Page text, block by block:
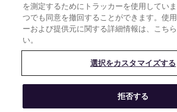
利用規約
プライバシーポリシー
クッキーの設定
無断複製禁止。MATCH GROUP、 MGロゴ、MG
は、Match Group Americas, LLCの商標です。その
を測定するためにトラッカーを使用してい
つでも同意を撤回することができます。使
ーおよび提供元に関する詳細情報は、こち
い。
選択をカスタマイズする
拒否する